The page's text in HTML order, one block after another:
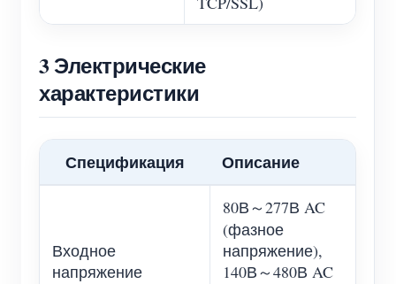
3 Электрические
характеристики
Спецификация Описание
Входное
напряжение
80В～277В AC
(фазное
напряжение),
140В～480В AC